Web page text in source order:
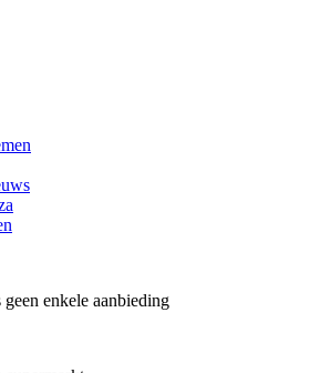
enkele aanbieding